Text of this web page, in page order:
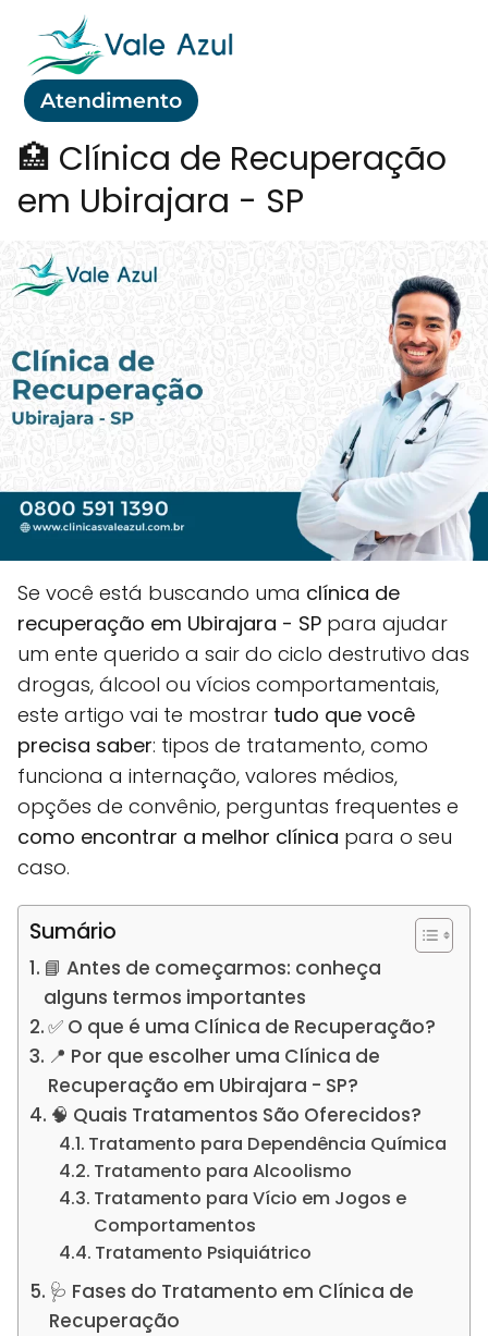
Atendimento
🏥 Clínica de Recuperação
em Ubirajara - SP
Se você está buscando uma clínica de
recuperação em Ubirajara - SP para ajudar
um ente querido a sair do ciclo destrutivo das
drogas, álcool ou vícios comportamentais,
este artigo vai te mostrar tudo que você
precisa saber: tipos de tratamento, como
funciona a internação, valores médios,
opções de convênio, perguntas frequentes e
como encontrar a melhor clínica para o seu
caso.
Sumário
📘 Antes de começarmos: conheça
alguns termos importantes
✅ O que é uma Clínica de Recuperação?
📍 Por que escolher uma Clínica de
Recuperação em Ubirajara - SP?
🧠 Quais Tratamentos São Oferecidos?
Tratamento para Dependência Química
Tratamento para Alcoolismo
Tratamento para Vício em Jogos e
Comportamentos
Tratamento Psiquiátrico
🩺 Fases do Tratamento em Clínica de
Recuperação